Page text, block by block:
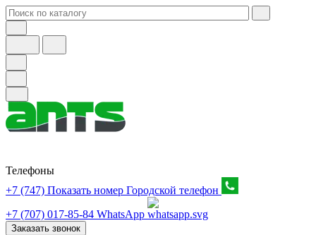
Телефоны
+7 (747) Показать номер Городской телефон
+7 (707) 017-85-84 WhatsApp
Заказать звонок